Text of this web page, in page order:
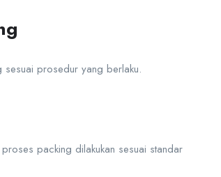
prosedur yang berlaku.
packing dilakukan sesuai standar